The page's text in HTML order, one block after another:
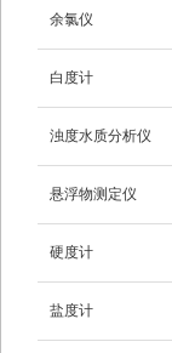
余氯仪
白度计
浊度水质分析仪
悬浮物测定仪
硬度计
盐度计